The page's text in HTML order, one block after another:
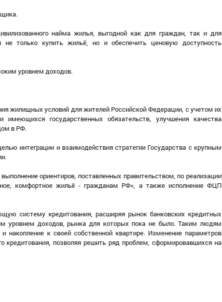
найма жилья, выгодной как для граждан, так и для
только купить жильё, но и обеспечить ценовую доступность
уровнем доходов.
жилищных условий для жителей Российской Федерации, с учетом их
государственных обязательств, улучшения качества
в РФ.
интеграции и взаимодействия стратегии Государства с крупным
ориентиров, поставленных правительством, по реализации
комфортное жильё - гражданам РФ», а также исполнение ФЦП
систему кредитования, расширяя рынок банковских кредитных
уровнем доходов, рынка для которых пока не было. Таким людям
накопление к своей собственной квартире. Изменение параметров
позволяя решить ряд проблем, сформировавшихся на